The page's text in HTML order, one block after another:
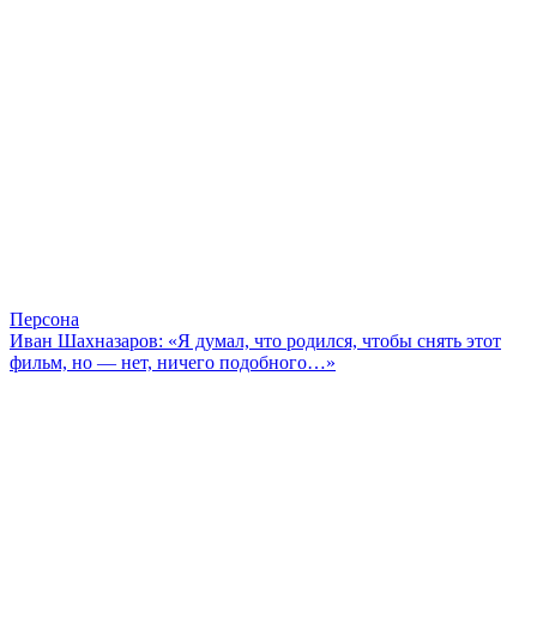
Персона
Иван Шахназаров: «Я думал, что родился, чтобы снять этот
фильм, но — нет, ничего подобного…»